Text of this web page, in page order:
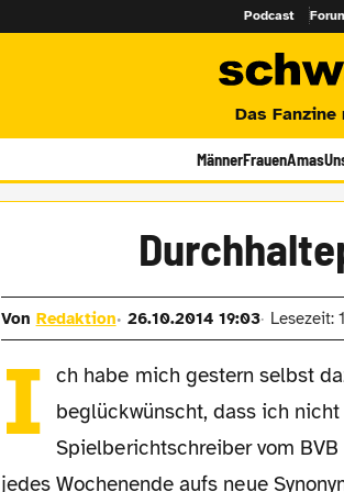
Podcast
Das
MännerFrauenAmas
Von Redaktion 26.10.2014 19:03 Lesezeit:
I ch habe mich gestern selbst
beglückwünscht, dass ich
Spielberichtschreiber vom
jedes Wochenende aufs neue